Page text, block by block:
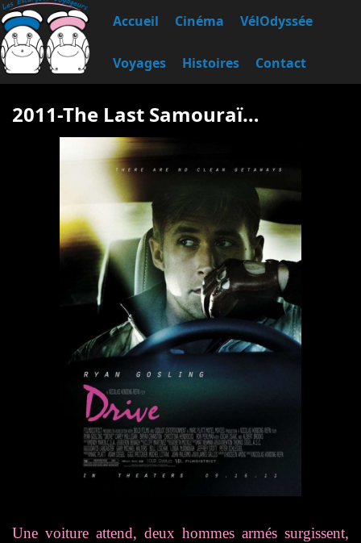
Accueil Cinéma VélOdyssée
Voyages Histoires Contact
2011-The Last Samouraï…
Une voiture attend, deux hommes armés surgissent,